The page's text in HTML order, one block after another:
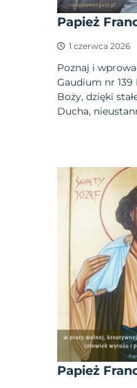
Papież
1 czerwca 2026
Poznaj i
Gaudium nr 139
Boży, dzięki
Ducha,
Papież